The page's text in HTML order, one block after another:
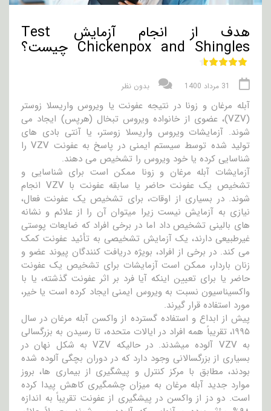
هدف از انجام آزمایش Test
Chickenpox and Shingles چیست؟
31 مرداد 1400 بدون نظر
آبله مرغان و زونا در نتیجه عفونت یا ویروس واریسلا زوستر
(VZV)، عضوی از خانواده ویروس تبخال (هرپس) ایجاد می
شوند. آزمایشات ویروس واریسلا زوستر، یا آنتی بادی های
تولید شده توسط سیستم ایمنی در پاسخ به عفونت VZV را
شناسایی کرده یا خود ویروس را تشخیص می دهند.
آزمایشات آبله مرغان و زونا ممکن است برای شناسایی و
تشخیص یک عفونت حاضر یا سابقه عفونت با VZV انجام
شوند. در بسیاری از اوقات، برای تشخیص یک عفونت فعال،
نیازی به آزمایش نیست زیرا میتوان آن را از علائم و نشانه
های بالینی تشخیص داد اما در برخی افراد که ضایعات پوستی
غیرطبیعی دارند، یک آزمایش تشخیصی به تأئید عفونت کمک
می کند. در برخی از افراد، بویژه دریافت کنندگان پیوند عضو و
زنان باردار، ممکن است آزمایشات برای تشخیص یک عفونت
حاضر یا برای تعیین اینکه آیا فرد بر اثر عفونت گذشته، یا با
واکسیناسیون نسبت به ویروس ایمنی ایجاد کرده است یا خیر،
مورد استفاده قرار گیرند.
پیش از ابداع و استفاده گسترده از واکسن آبله مرغان در سال
۱۹۹۵، تقریباً همه افراد در ایالات متحده، تا رسیدن به بزرگسالی
به VZV آلوده میشدند. در حالیکه VZV به شکل نهان در
بسیاری از بزرگسالانی وجود دارد که در دوران بچگی آلوده شده
بودند، مطابق با مرکز کنترل و پیشگیری از بیماری ها، بروز
موارد جدید آبله مرغان به میزان چشمگیری کاهش پیدا کرده
است. دو دز از واکسن در پیشگیری از عفونت تقریباً به اندازه